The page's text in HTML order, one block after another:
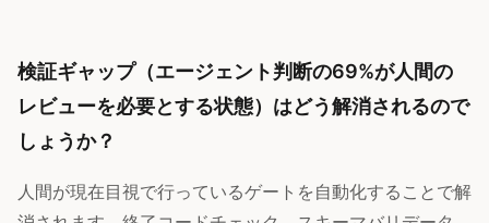
検証ギャップ（エージェント判断の69%が人間の
レビューを必要とする状態）はどう解消されるので
しょうか？
人間が現在目視で行っているゲートを自動化することで解